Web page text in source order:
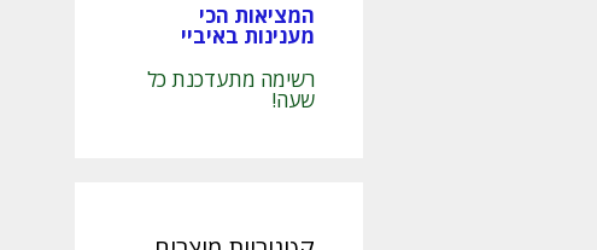
המציאות הכי
מענינות באיביי
רשימה מתעדכנת כל
שעה!